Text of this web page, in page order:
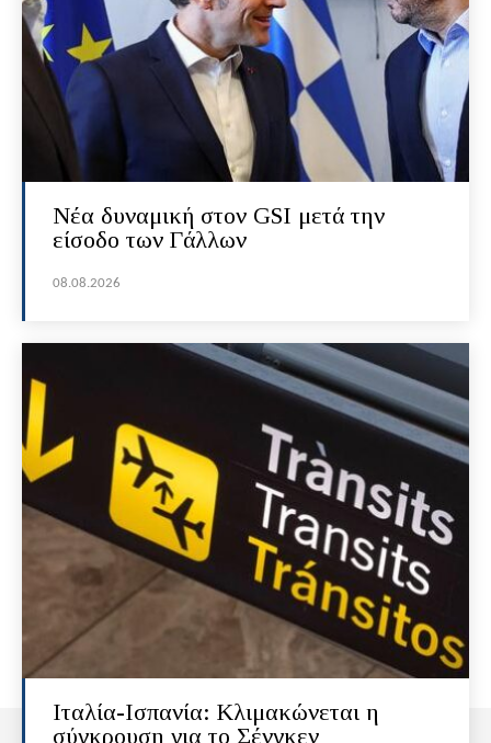
Νέα δυναμική στον GSI μετά την
είσοδο των Γάλλων
08.08.2026
Ιταλία-Ισπανία: Κλιμακώνεται η
σύγκρουση για το Σένγκεν